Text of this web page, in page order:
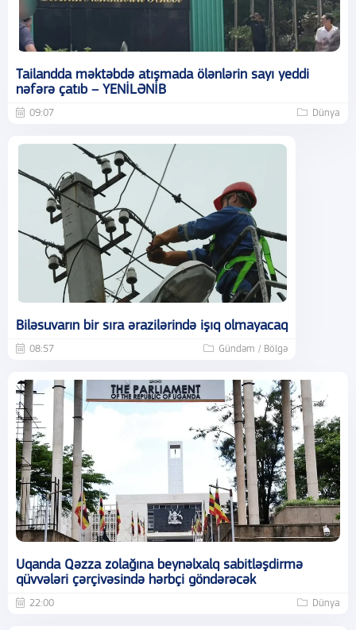
Tailandda məktəbdə atışmada ölənlərin sayı yeddi
nəfərə çatıb – YENİLƏNİB
09:07 Dünya
Biləsuvarın bir sıra ərazilərində işıq olmayacaq
08:57 Gündəm / Bölgə
Uqanda Qəzza zolağına beynəlxalq sabitləşdirmə
qüvvələri çərçivəsində hərbçi göndərəcək
22:00 Dünya